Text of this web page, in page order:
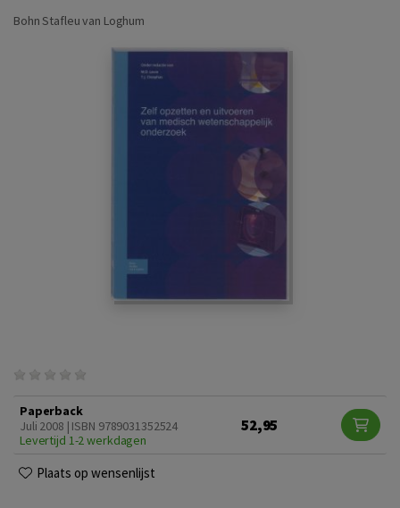
Bohn Stafleu van Loghum
Paperback
Juli 2008 | ISBN 9789031352524
Levertijd 1-2 werkdagen
52,95
Plaats op wensenlijst